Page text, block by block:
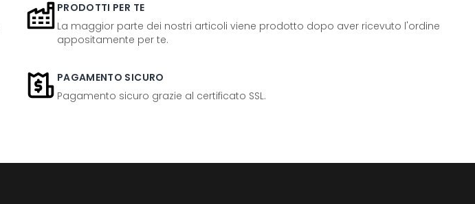
PRODOTTI PER TE
La maggior parte dei nostri articoli viene prodotto dopo aver ricevuto l'ordine
appositamente per te.
PAGAMENTO SICURO
Pagamento sicuro grazie al certificato SSL.